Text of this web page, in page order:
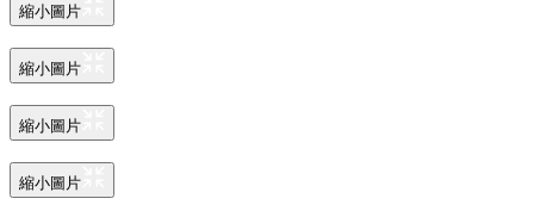
縮小圖片
縮小圖片
縮小圖片
縮小圖片